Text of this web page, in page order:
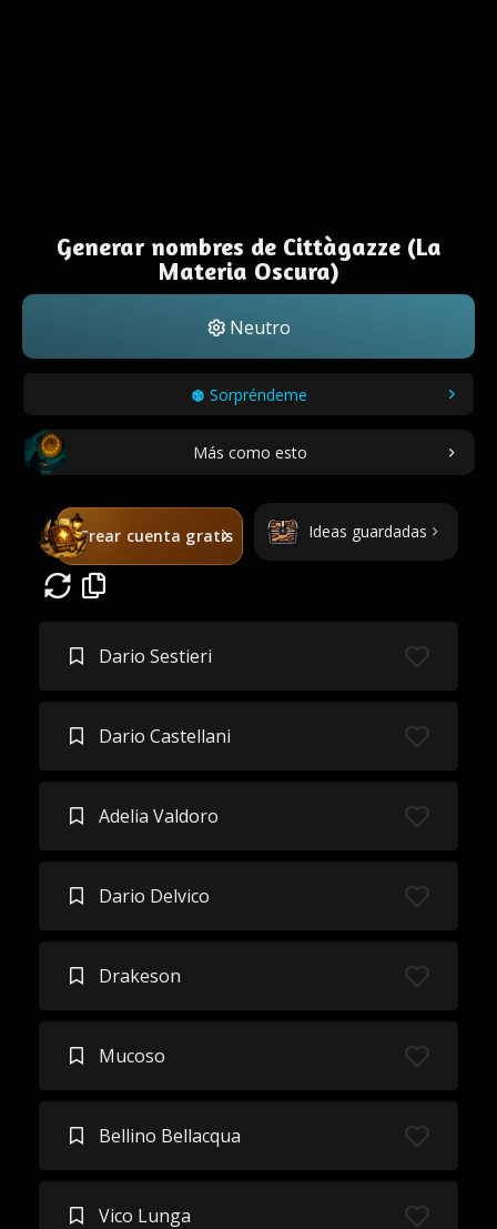
Generar nombres de Cittàgazze (La
Materia Oscura)
Neutro
Sorpréndeme
Más como esto
Crear cuenta gratis Ideas guardadas
Dario Sestieri
Dario Castellani
Adelia Valdoro
Dario Delvico
Drakeson
Mucoso
Bellino Bellacqua
Vico Lunga